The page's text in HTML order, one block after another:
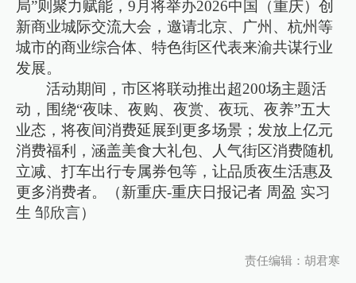
局”则聚力赋能，9月将举办2026中国（重庆）创
新商业城际交流大会，邀请北京、广州、杭州等
城市的商业综合体、特色街区代表来渝共谋行业
发展。
活动期间，市区将联动推出超200场主题活
动，围绕“夜味、夜购、夜赏、夜玩、夜养”五大
业态，将夜间消费延展到更多场景；发放上亿元
消费福利，涵盖美食大礼包、人气街区消费随机
立减、打车出行专属券包等，让品质夜生活惠及
更多消费者。（新重庆-重庆日报记者 周盈 实习
生 邹欣言）
责任编辑：胡君寒